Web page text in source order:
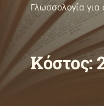
Υποβολή Πρότασης
Μητρώα
Γλωσσολογία για
Κόστος: